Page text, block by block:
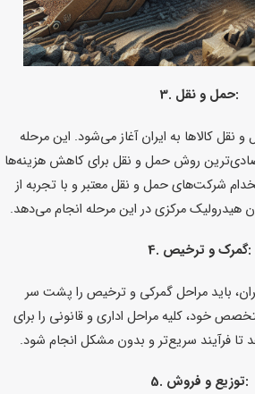
3. حمل و نقل:
کالاها به ایران آغاز می‌شود. این مرحله
روش حمل و نقل برای کاهش هزینه‌ها
شرکت‌های حمل و نقل معتبر و با تجربه از
هیدرولیک مرکزی در این مرحله انجام می‌دهد.
4. گمرک و ترخیص:
باید مراحل گمرکی و ترخیص را پشت سر
خود، کلیه مراحل اداری و قانونی را برای
تا فرآیند سریع‌تر و بدون مشکل انجام شود.
5. توزیع و فروش: